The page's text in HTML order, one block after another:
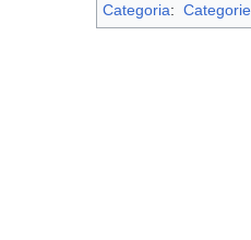
Categoria: